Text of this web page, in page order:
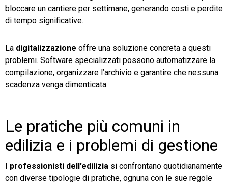
bloccare un cantiere per settimane, generando costi e perdite
di tempo significative.
La digitalizzazione offre una soluzione concreta a questi
problemi. Software specializzati possono automatizzare la
compilazione, organizzare l’archivio e garantire che nessuna
scadenza venga dimenticata.
Le pratiche più comuni in
edilizia e i problemi di gestione
professionisti dell’edilizia si confrontano quotidianamente
con diverse tipologie di pratiche, ognuna con le sue regole